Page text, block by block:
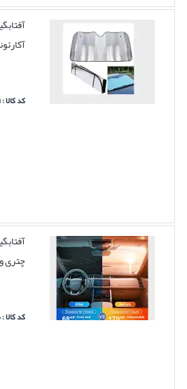
کد کالا : ۴۶۲۱
چتری
کد کالا : ۱۲۹۶۵